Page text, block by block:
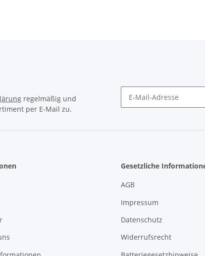
regelmäßig und
per E-Mail zu.
Gesetzliche
AGB
Impressum
Datenschutz
Widerrufsrecht